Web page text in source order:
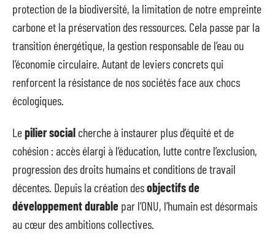
protection de la biodiversité, la limitation de notre empreinte
carbone et la préservation des ressources. Cela passe par la
transition énergétique, la gestion responsable de l’eau ou
l’économie circulaire. Autant de leviers concrets qui
renforcent la résistance de nos sociétés face aux chocs
écologiques.
Lepilier social cherche à instaurer plus d’équité et de
cohésion : accès élargi à l’éducation, lutte contre l’exclusion,
progression des droits humains et conditions de travail
décentes. Depuis la création desobjectifs de
développement durable par l’ONU, l’humain est désormais
au cœur des ambitions collectives.